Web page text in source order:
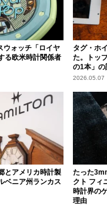
ウォッチ「ロイヤ
る欧米時計関係者
タグ・ホ
た。トッ
の1本」の
2026.05.07
とアメリカ時計製
ベニア州ランカス
たった
クト フィ
時計界の
理由